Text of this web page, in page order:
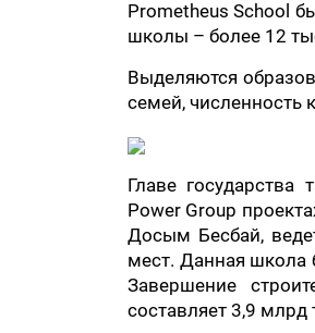
Prometheus School
школы – более 12
Выделяются
семей, численность
Главе
Power Group
Досым Бесбай,
мест. Данная школа
Завершение
составляет 3,9 млрд